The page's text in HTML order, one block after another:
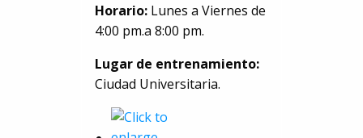
Horario: Lunes a Viernes de
4:00 pm.a 8:00 pm.
Lugar de entrenamiento:
Ciudad Universitaria.